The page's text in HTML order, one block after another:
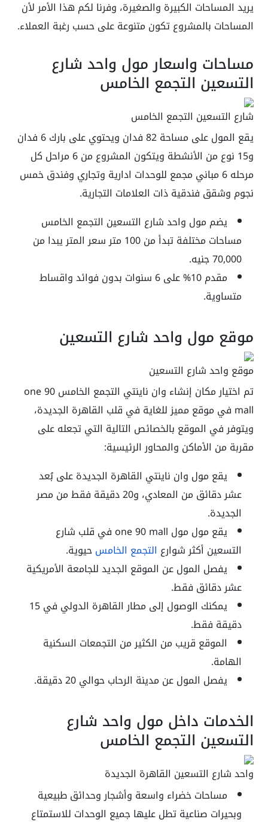
يريد المساحات الكبيرة والصغيرة، وفرنا لكم هذا الأمر لأن
المساحات بالمشروع تكون متنوعة على حسب رغبة العملاء.
مساحات واسعار مول واحد شارع
التسعين التجمع الخامس
شارع التسعين التجمع الخامس
يقع المول على مساحة 82 فدان ويحتوي على بارك 6 فدان
و15 نوع من الأنشطة ويتكون المشروع من 6 مراحل كل
مرحله 6 مباني مجمع للوحدات ادارية وتجاري وفندق خمس
نجوم وشقق فندقية ذات العلامات التجارية.
يضم مول واحد شارع التسعين التجمع الخامس
مساحات مختلفة تبدأ من 100 متر سعر المتر يبدا من
70,000 جنيه.
مقدم 10% على 6 سنوات بدون فوائد واقساط
متساوية.
موقع مول واحد شارع التسعين
موقع واحد شارع التسعين
تم اختيار مكان إنشاء وان ناينتي التجمع الخامس one 90
mall في موقع مميز للغاية في قلب القاهرة الجديدة،
ويتوفر في الموقع بالخصائص التالية التي تجعله على
مقربة من الأماكن والمحاور الرئيسية:
يقع مول وان ناينتي القاهرة الجديدة على بُعد
عشر دقائق من المعادي، و20 دقيقة فقط من مصر
الجديدة.
يقع مول مول one 90 mall في قلب شارع
التسعين أكثر شوارع التجمع الخامسحيوية.
يفصل المول عن الموقع الجديد للجامعة الأمريكية
عشر دقائق فقط.
يمكنك الوصول إلى مطار القاهرة الدولي في 15
دقيقة فقط.
الموقع قريب من الكثير من التجمعات السكنية
الهامة.
يفصل المول عن مدينة الرحاب حوالي 20 دقيقة.
الخدمات داخل مول واحد شارع
التسعين التجمع الخامس
واحد شارع التسعين القاهرة الجديدة
مساحات خضراء واسعة وأشجار وحدائق طبيعية
وبحيرات صناعية تطل عليها جميع الوحدات للاستمتاع